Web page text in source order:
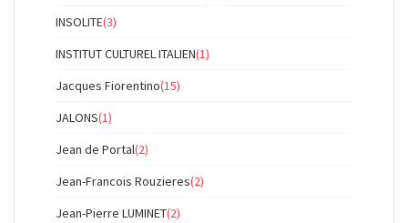
INSOLITE(3)
INSTITUT CULTUREL ITALIEN(1)
Jacques Fiorentino(15)
JALONS(1)
Jean de Portal(2)
Jean-Francois Rouzieres(2)
Jean-Pierre LUMINET(2)